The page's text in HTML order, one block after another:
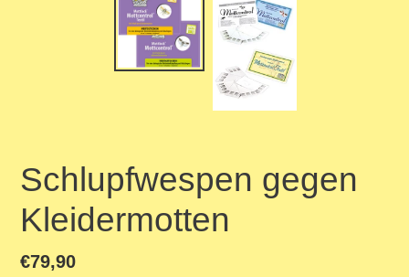
Schlupfwespen gegen
Kleidermotten
Normaler
€79,90